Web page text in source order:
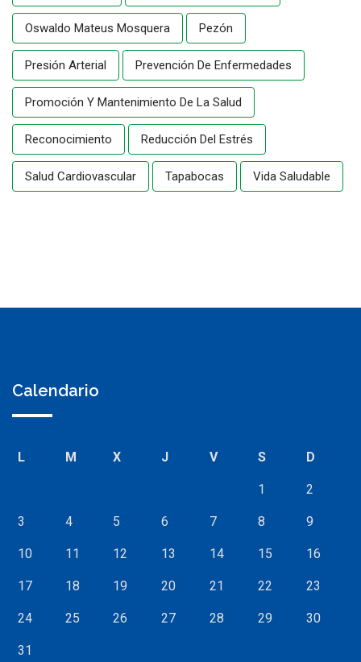
Oswaldo Mateus Mosquera Pezón
Presión Arterial Prevención De Enfermedades
Promoción Y Mantenimiento De La Salud
Reconocimiento Reducción Del Estrés
Salud Cardiovascular Tapabocas Vida Saludable
Calendario
L M X J V S D
1 2
3 4 5 6 7 8 9
10 11 12 13 14 15 16
17 18 19 20 21 22 23
24 25 26 27 28 29 30
31